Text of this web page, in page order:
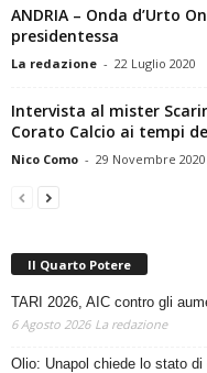
ANDRIA – Onda d’Urto
presidentessa
La redazione - 22 Luglio 2020
Intervista al mister
Corato Calcio ai tempi
Nico Como - 29 Novembre 2020
Il Quarto Potere
TARI 2026, AIC contro gli
6 Agosto 2026 La redazione
Olio: Unapol chiede lo stato